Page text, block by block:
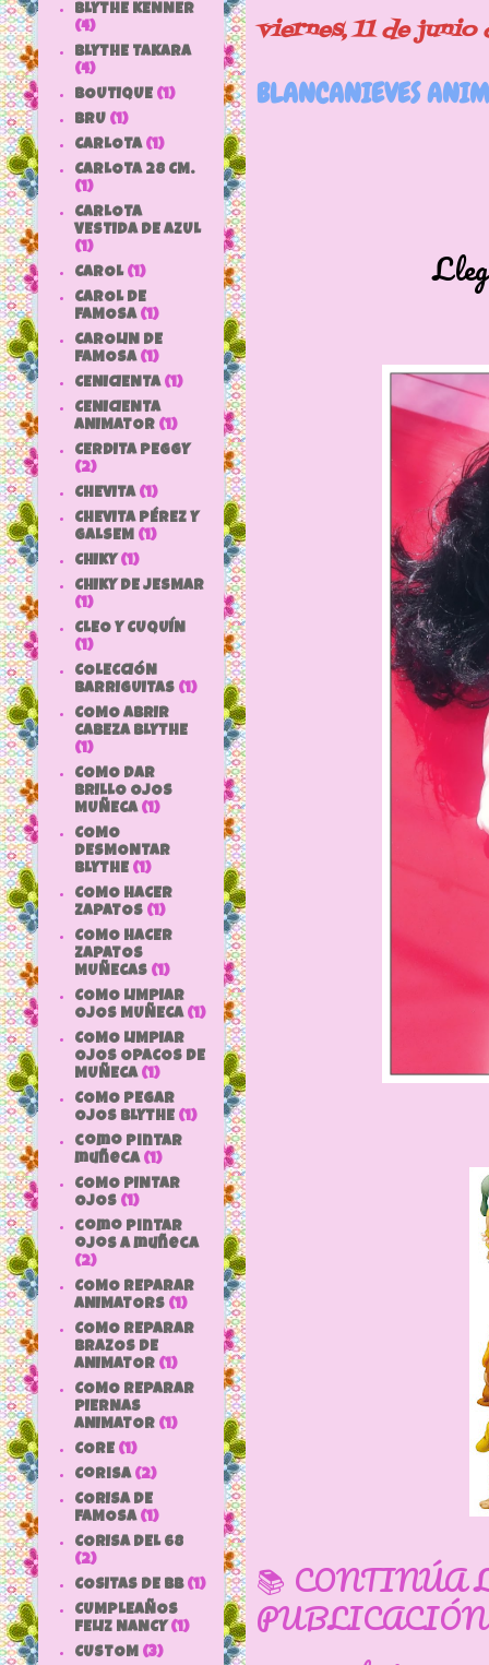
viernes, 11 de junio
BLANCANIEVES
Llegó al
📚 CONTINÚA
BLYTHE KENNER
(4)
BLYTHE TAKARA
(4)
BOUTIQUE (1)
BRU (1)
CARLOTA (1)
CARLOTA 28 CM.
(1)
CARLOTA
VESTIDA DE AZUL
(1)
CAROL (1)
CAROL DE
FAMOSA (1)
CAROLIN DE
FAMOSA (1)
CENICIENTA (1)
CENICIENTA
ANIMATOR (1)
CERDITA PEGGY
(2)
CHEVITA (1)
CHEVITA PÉREZ Y
GALSEM (1)
CHIKY (1)
CHIKY DE JESMAR
(1)
CLEO Y CUQUÍN
(1)
COLECCIÓN
BARRIGUITAS (1)
COMO ABRIR
CABEZA BLYTHE
(1)
COMO DAR
BRILLO OJOS
MUÑECA (1)
COMO
DESMONTAR
BLYTHE (1)
COMO HACER
ZAPATOS (1)
COMO HACER
ZAPATOS
MUÑECAS (1)
COMO LIMPIAR
OJOS MUÑECA (1)
COMO LIMPIAR
OJOS OPACOS DE
MUÑECA (1)
COMO PEGAR
OJOS BLYTHE (1)
como pintar
muñeca (1)
COMO PINTAR
OJOS (1)
como pintar
ojos a muñeca
(2)
COMO REPARAR
ANIMATORS (1)
COMO REPARAR
BRAZOS DE
ANIMATOR (1)
COMO REPARAR
PIERNAS
ANIMATOR (1)
CORE (1)
Corisa (2)
CORISA DE
FAMOSA (1)
CORISA DEL 68
(2)
COSITAS DE bb (1)
CUMPLEAÑOS
FELIZ NANCY (1)
CUSTOM (3)